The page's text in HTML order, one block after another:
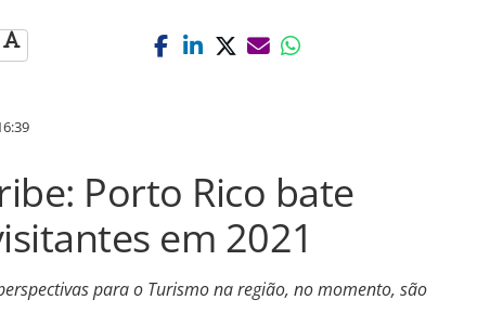
Porto Rico bate
em 2021
para o Turismo na região, no momento, são